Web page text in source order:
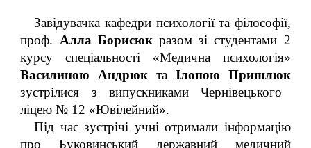
Завідувачка кафедри психології та філософії,
проф. Алла Борисюкразом зі студентами 2
курсу спеціальності «Медична психологія»
Василиною Андрюк та Ілоною Пришлюк
зустрілися з випускниками Чернівецького
ліцею № 12 «Ювілейний».
Під час зустрічі учні отримали інформацію
про Буковинський державний медичний